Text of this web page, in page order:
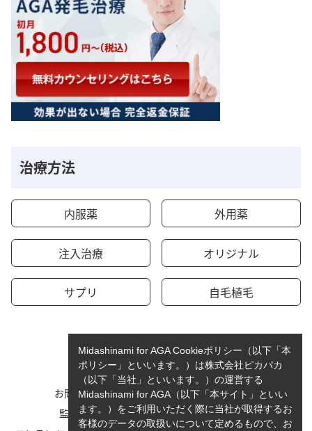
治療方法
内服薬 外用薬
注入治療 オリジナル
サプリ 自毛植毛
お問い合わせ
運営者情報
監修者一覧
cookieポリシーについて
Midashinami for AGA Cookieポリシー（以下「本
ポリシー」といいます。）は株式会社ピカパカ
（以下「当社」といいます。）の運営する
Midashinami for AGA（以下「本サイト」といい
ます。）をご利用いただく際に当社が取得するお
客様のデータの取扱いについて定めるもので、お